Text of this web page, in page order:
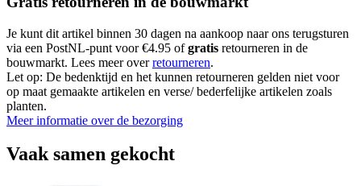
Je kunt dit artikel binnen 30 dagen na aankoop naar ons terugsturen
via een PostNL-punt voor €4.95 ofgratis retourneren in de
bouwmarkt. Lees meer overretourneren.
Let op: De bedenktijd en het kunnen retourneren gelden niet voor
op maat gemaakte artikelen en verse/ bederfelijke artikelen zoals
planten.
Meer informatie over de bezorging
Vaak samen gekocht